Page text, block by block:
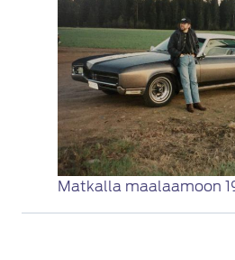
Matkalla maalaamoon